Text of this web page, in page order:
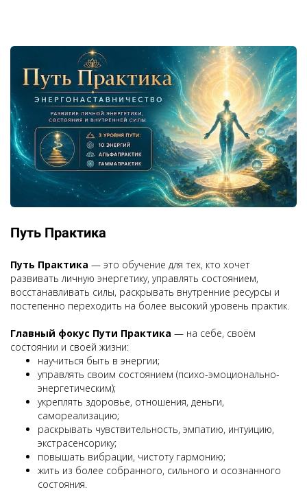
Путь Практика
Путь Практика — это обучение для тех, кто хочет
развивать личную энергетику, управлять состоянием,
восстанавливать силы, раскрывать внутренние ресурсы и
постепенно переходить на более высокий уровень практик.
Главный фокус Пути Практика — на себе, своём
состоянии и своей жизни:
научиться быть в энергии;
управлять своим состоянием (психо-эмоционально-
энергетическим);
укреплять здоровье, отношения, деньги,
самореализацию;
раскрывать чувствительность, эмпатию, интуицию,
экстрасенсорику;
повышать вибрации, чистоту гармонию;
жить из более собранного, сильного и осознанного
состояния.